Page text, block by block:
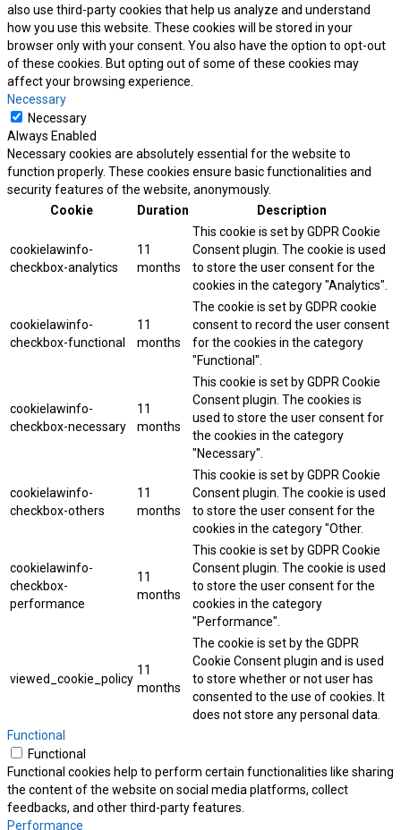
also use third-party cookies that help us analyze and understand
how you use this website. These cookies will be stored in your
browser only with your consent. You also have the option to opt-out
of these cookies. But opting out of some of these cookies may
affect your browsing experience.
Necessary
Necessary
Always Enabled
Necessary cookies are absolutely essential for the website to
function properly. These cookies ensure basic functionalities and
security features of the website, anonymously.
Cookie
Duration Description
cookielawinfo-
checkbox-analytics
11
months
This cookie is set by GDPR Cookie
Consent plugin. The cookie is used
to store the user consent for the
cookies in the category "Analytics".
cookielawinfo-
checkbox-functional
11
months
The cookie is set by GDPR cookie
consent to record the user consent
for the cookies in the category
"Functional".
cookielawinfo-
checkbox-necessary
11
months
This cookie is set by GDPR Cookie
Consent plugin. The cookies is
used to store the user consent for
the cookies in the category
"Necessary".
cookielawinfo-
checkbox-others
11
months
This cookie is set by GDPR Cookie
Consent plugin. The cookie is used
to store the user consent for the
cookies in the category "Other.
cookielawinfo-
checkbox-
performance
11
months
This cookie is set by GDPR Cookie
Consent plugin. The cookie is used
to store the user consent for the
cookies in the category
"Performance".
viewed_cookie_policy
11
months
The cookie is set by the GDPR
Cookie Consent plugin and is used
to store whether or not user has
consented to the use of cookies. It
does not store any personal data.
Functional
Functional
Functional cookies help to perform certain functionalities like sharing
the content of the website on social media platforms, collect
feedbacks, and other third-party features.
Performance